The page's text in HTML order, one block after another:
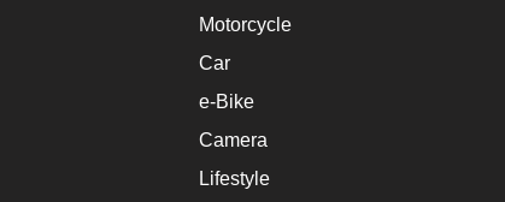
Motorcycle
Car
e-Bike
Camera
Lifestyle